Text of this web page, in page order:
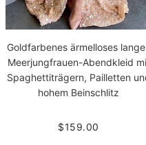
Goldfarbenes ärmelloses
Meerjungfrauen-Abendkleid
Spaghettiträgern, Pailletten
hohem Beinschlitz
$159.00